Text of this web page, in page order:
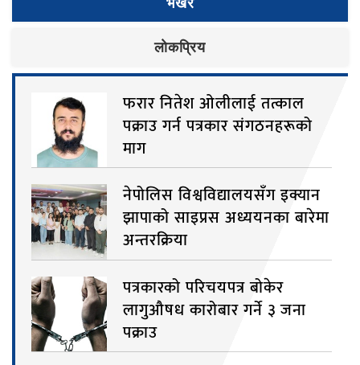
लाेकप्रिय
फरार नितेश ओलीलाई तत्काल
पक्राउ गर्न पत्रकार संगठनहरूको
माग
नेपोलिस विश्वविद्यालयसँग इक्यान
झापाको साइप्रस अध्ययनका बारेमा
अन्तरक्रिया
पत्रकारको परिचयपत्र बोकेर
लागुऔषध कारोबार गर्ने ३ जना
पक्राउ